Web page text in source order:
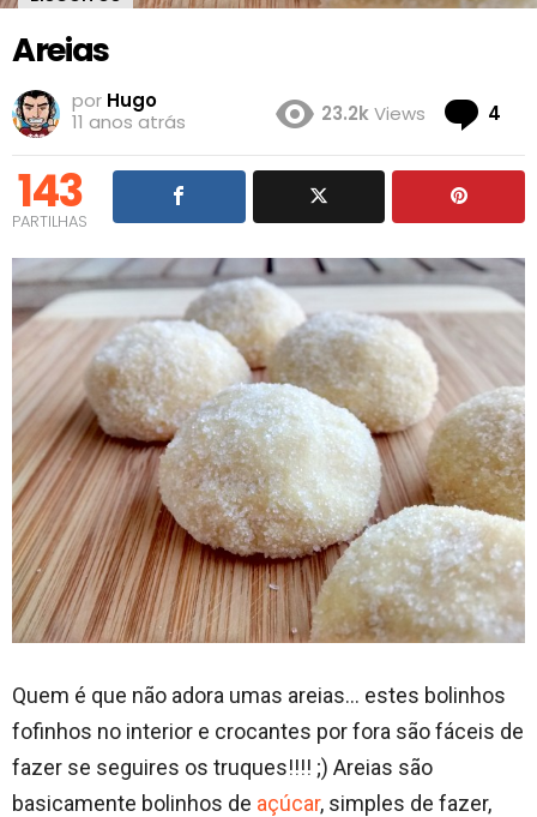
Areias
por Hugo
11 anos atrás
23.2kViews 4
143
PARTILHAS
Quem é que não adora umas areias… estes bolinhos
fofinhos no interior e crocantes por fora são fáceis de
fazer se seguires os truques!!!! ;) Areias são
basicamente bolinhos de açúcar, simples de fazer,